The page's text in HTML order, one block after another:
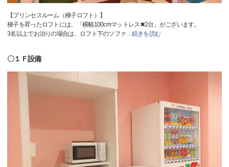
【プリンセスルーム（梯子ロフト）】
梯子を昇ったロフトには、「横幅100cmマットレス✖2台」がございます。
3名以上でお泊りの場合は、ロフト下のソファ…続きを読む
〇１Ｆ設備